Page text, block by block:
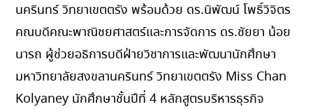
นครินทร์ วิทยาเขตตรัง พร้อมด้วย ดร.นิพัฒน์ โพธิ์วิจิตร
คณบดีคณะพาณิชยศาสตร์และการจัดการ ดร.ชัยยา น้อย
นารถ ผู้ช่วยอธิการบดีฝ่ายวิชาการและพัฒนานักศึกษา
มหาวิทยาลัยสงขลานครินทร์ วิทยาเขตตรัง Miss Chan
Kolyaney นักศึกษาชั้นปีที่ 4 หลักสูตรบริหารธุรกิจ